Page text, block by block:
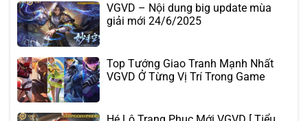
VGVD – Nội dung big update mùa
giải mới 24/6/2025
Top Tướng Giao Tranh Mạnh Nhất
VGVD Ở Từng Vị Trí Trong Game